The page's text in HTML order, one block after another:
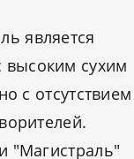
является
сухим
с отсутствием
"Магистраль"